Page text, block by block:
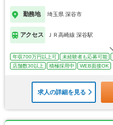
勤務地 埼玉県 深谷市
アクセス ＪＲ高崎線 深谷駅
年収700万円以上可 未経験者も応募可能
店舗数30以上
積極採用中 WEB面接OK
求人の詳細を見る